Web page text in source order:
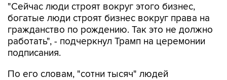
"Сейчас люди строят вокруг этого бизнес,
богатые люди строят бизнес вокруг права на
гражданство по рождению. Так это не должно
работать", - подчеркнул Трамп на церемонии
подписания.
По его словам, "сотни тысяч" людей